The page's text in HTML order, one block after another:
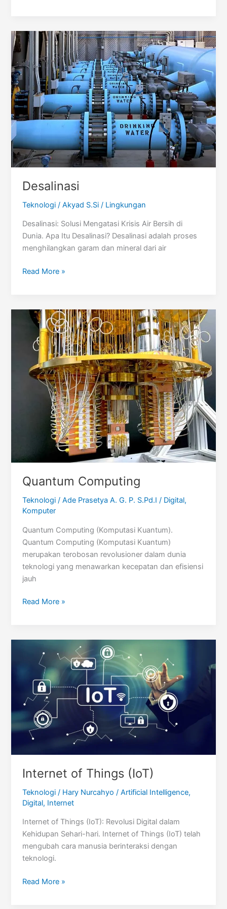
Desalinasi
Teknologi /Akyad S.Si/ Lingkungan
Desalinasi: Solusi Mengatasi Krisis Air Bersih di
Dunia. Apa Itu Desalinasi? Desalinasi adalah proses
menghilangkan garam dan mineral dari air
Desalinasi
Read More »
Quantum Computing
Teknologi /Ade Prasetya A. G. P. S.Pd.I/ Digital,
Komputer
Quantum Computing (Komputasi Kuantum).
Quantum Computing (Komputasi Kuantum)
merupakan terobosan revolusioner dalam dunia
teknologi yang menawarkan kecepatan dan efisiensi
jauh
Quantum
Read More »
Internet of Things (IoT)
Teknologi / Hary Nurcahyo/Artificial Intelligence,
Digital, Internet
Internet of Things (IoT): Revolusi Digital dalam
Kehidupan Sehari-hari. Internet of Things (IoT) telah
mengubah cara manusia berinteraksi dengan
teknologi.
Internet
Read More »